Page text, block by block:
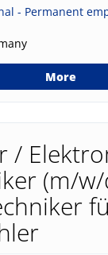
- Permanent
More
/
(m/